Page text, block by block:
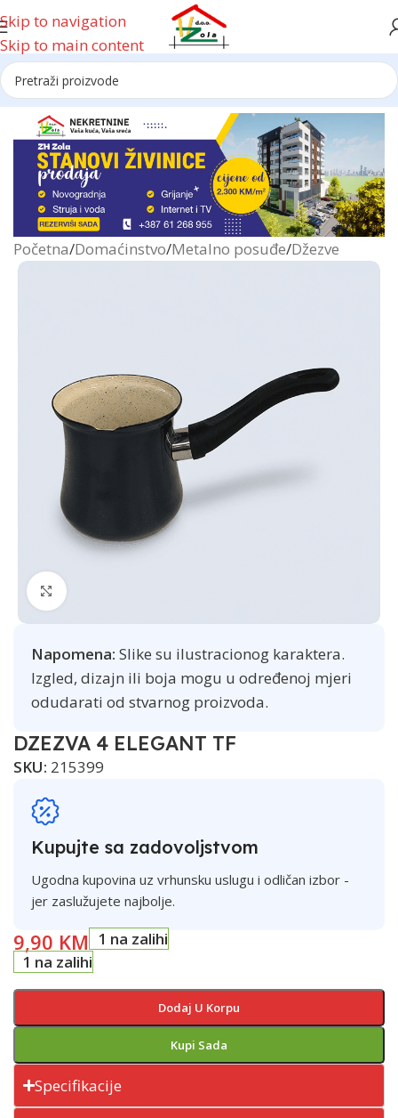
Skip to navigation
Skip to main content
Reklama
Početna/Domaćinstvo/Metalno posuđe/Džezve
Click to enlarge
Napomena: Slike su ilustracionog karaktera.
Izgled, dizajn ili boja mogu u određenoj mjeri
odudarati od stvarnog proizvoda.
DZEZVA 4 ELEGANT TF
SKU: 215399
Kupujte sa zadovoljstvom
Ugodna kupovina uz vrhunsku uslugu i odličan izbor -
jer zaslužujete najbolje.
9,90 KM
1 na zalihi
1 na zalihi
Dodaj U Korpu
Kupi Sada
Specifikacije